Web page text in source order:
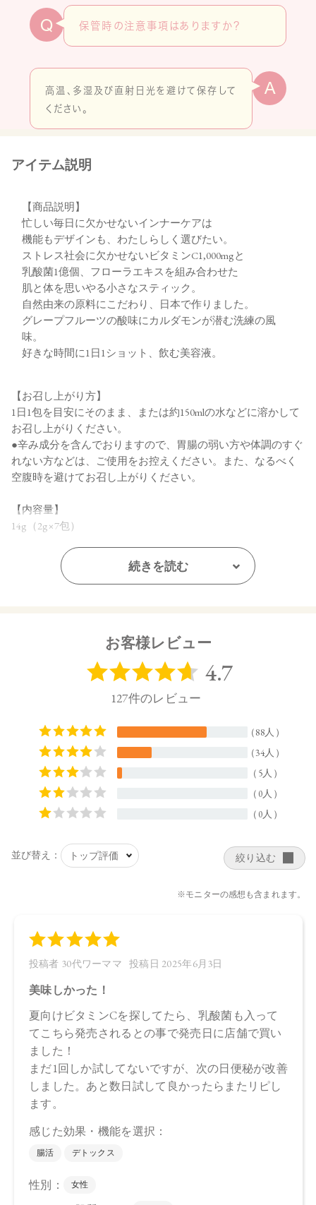
Q 保管時の注意事項はありますか？
A
高温、多湿及び直射日光を避けて保存して
ください。
アイテム説明
【商品説明】
忙しい毎日に欠かせないインナーケアは
機能もデザインも、わたしらしく選びたい。
ストレス社会に欠かせないビタミンC1,000mgと
乳酸菌1億個、フローラエキスを組み合わせた
肌と体を思いやる小さなスティック。
自然由来の原料にこだわり、日本で作りました。
グレープフルーツの酸味にカルダモンが潜む洗練の風
味。
好きな時間に1日1ショット、飲む美容液。
【お召し上がり方】
1日1包を目安にそのまま、または約150mlの水などに溶かして
お召し上がりください。
●辛み成分を含んでおりますので、胃腸の弱い方や体調のすぐ
れない方などは、ご使用をお控えください。また、なるべく
空腹時を避けてお召し上がりください。
【内容量】
14g（2g×7包）
【商品サイズ】
13×5×170㎜(高さx奥行x幅)
フルーツ果汁末、カルダモン末、セラミド含有米抽出物、デ
維）、バラ花びら抽出物、プランタゴ・オバタ末、黒胡椒抽
出物（ももを含む）、パイナップル果実抽出物、植物性油脂
ン、香料、ビタミンB12
【特定原材料】
【原産国】
【メーカー品番】
【店舗発売日】
CosmeKitchen 2025/6/2
Biople 2025/6/2
※店舗での取り扱いや詳しい在庫状況につきましては、各店
舗にお問い合わせください。
※発売日は予告なく変更する可能性がございます。予めご了
承ください。
※通常はご注文より１～３営業日での発送となります。
商品によっては、お届けまで１～２週間かかる場合がござい
ますので予めご了承ください。
●パッケージはリニューアル等の理由により、写真と異なる場
●パッケージのリニューアル等の理由により、成分・処方が記
●予告なくパッケージ仕様が変更になる場合がございます。
続きを読む
お客様レビュー